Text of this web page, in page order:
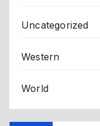
Uncategorized
Western
World